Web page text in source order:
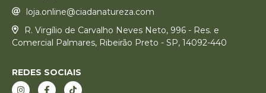
loja.online@ciadanatureza.com
R. Virgílio de Carvalho Neves Neto, 996 - Res. e
Comercial Palmares, Ribeirão Preto - SP, 14092-440
REDES SOCIAIS